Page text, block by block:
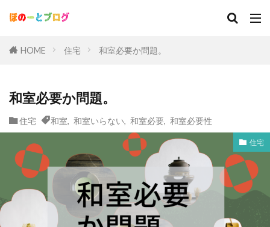
HOME 住宅 和室必要か問題。
和室必要か問題。
住宅 和室 和室いらない 和室必要 和室必要性
住宅